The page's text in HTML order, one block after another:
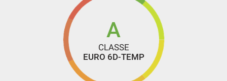
A
CLASSE
EURO 6D-TEMP